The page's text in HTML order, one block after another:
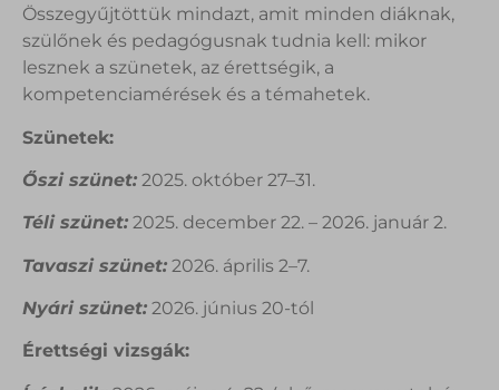
Összegyűjtöttük mindazt, amit minden diáknak,
szülőnek és pedagógusnak tudnia kell: mikor
lesznek a szünetek, az érettségik, a
kompetenciamérések és a témahetek.
Szünetek:
Őszi szünet: 2025. október 27–31.
Téli szünet: 2025. december 22. – 2026. január 2.
Tavaszi szünet: 2026. április 2–7.
Nyári szünet: 2026. június 20-tól
Érettségi vizsgák: